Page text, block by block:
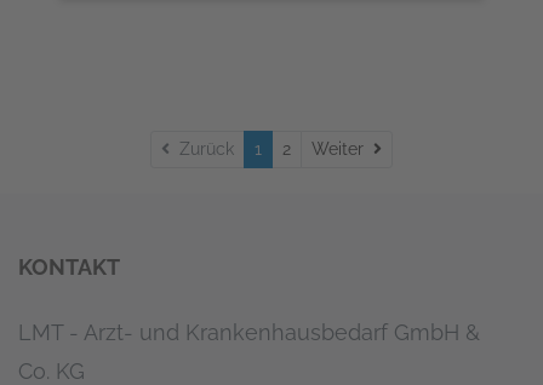
Zurück 1 2 Weiter
KONTAKT
LMT - Arzt- und Krankenhausbedarf GmbH &
Co. KG